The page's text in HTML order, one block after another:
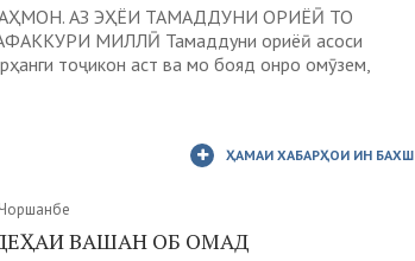
АЗ ЭҲЁИ ТАМАДДУНИ ОРИЁӢ ТО
МИЛЛӢ Тамаддуни ориёӣ асоси
тоҷикон аст ва мо бояд онро омӯзем,
ҲАМАИ ХАБАРҲОИ ИН БАХШ
Чоршанбе
ВАШАН ОБ ОМАД